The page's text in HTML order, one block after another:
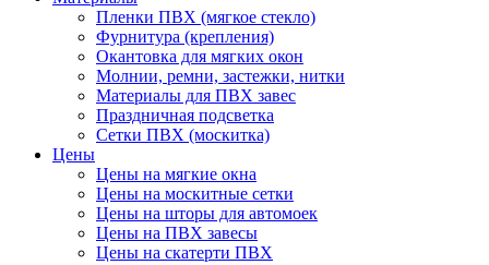
Пленки ПВХ (мягкое стекло)
Фурнитура (крепления)
Окантовка для мягких окон
Молнии, ремни, застежки, нитки
Материалы для ПВХ завес
Праздничная подсветка
Сетки ПВХ (москитка)
Цены
Цены на мягкие окна
Цены на москитные сетки
Цены на шторы для автомоек
Цены на ПВХ завесы
Цены на скатерти ПВХ